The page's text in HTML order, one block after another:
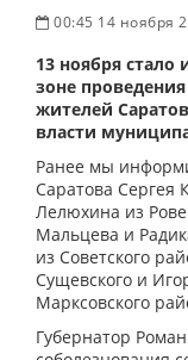
00:45 14 ноября
13 ноября стало
зоне
жителей
власти
Ранее мы
Саратова Сергея
Лелюхина из
Мальцева и
из Советского
Сущевского и
Марксовского
Губернатор